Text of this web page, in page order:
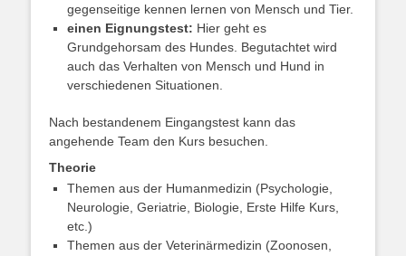
gegenseitige kennen lernen von Mensch und Tier.
einen Eignungstest: Hier geht es
Grundgehorsam des Hundes. Begutachtet wird
auch das Verhalten von Mensch und Hund in
verschiedenen Situationen.
Nach bestandenem Eingangstest kann das
angehende Team den Kurs besuchen.
Theorie
Themen aus der Humanmedizin (Psychologie,
Neurologie, Geriatrie, Biologie, Erste Hilfe Kurs,
etc.)
Themen aus der Veterinärmedizin (Zoonosen,